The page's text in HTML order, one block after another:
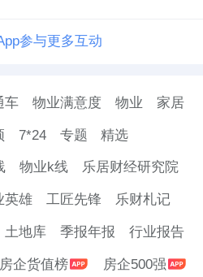
参与更多互动
车 物业满意度 物业 家居
7*24 专题 精选
物业k线 乐居财经研究院
英雄 工匠先锋 乐财札记
土地库 季报年报 行业报告
房企货值榜 房企500强